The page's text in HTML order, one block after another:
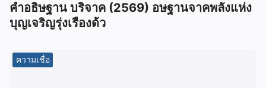
คำอธิษฐาน บริจาค (2569) อษฐานจาคพลังแห่ง
บุญเจริญรุ่งเรืองด้ว
ความเชื่อ